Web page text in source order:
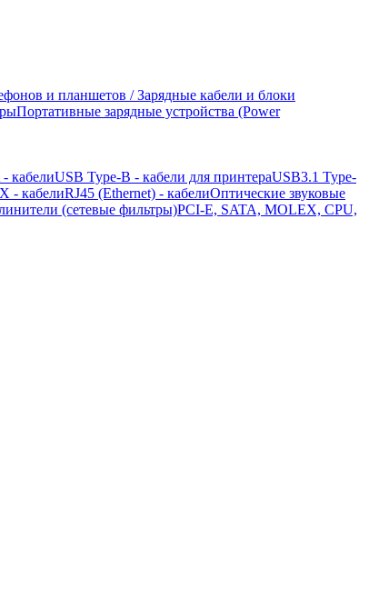
и планшетов / Зарядные кабели и блоки
Портативные зарядные устройства (Power
кабелиUSB Type-B - кабели для принтераUSB3.1 Type-
- кабелиRJ45 (Ethernet) - кабелиОптические звуковые
(сетевые фильтры)PCI-E, SATA, MOLEX, CPU,